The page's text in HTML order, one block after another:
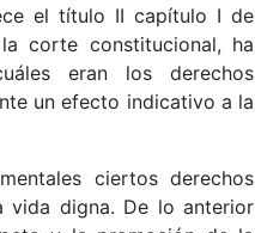
el título II capítulo I de
corte constitucional, ha
eran los derechos
un efecto indicativo a la
ciertos derechos
vida digna. De lo anterior